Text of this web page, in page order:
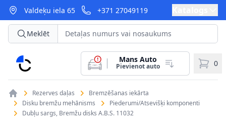
Valdeķu iela 65 +371 27049119
CarParts
Meklēt
Mans Auto
Pievienot auto 0
Rezerves daļas
Bremzēšanas iekārta
Disku bremžu mehānisms
Piederumi/Atsevišķi komponenti
Dubļu sargs, Bremžu disks A.B.S. 11032